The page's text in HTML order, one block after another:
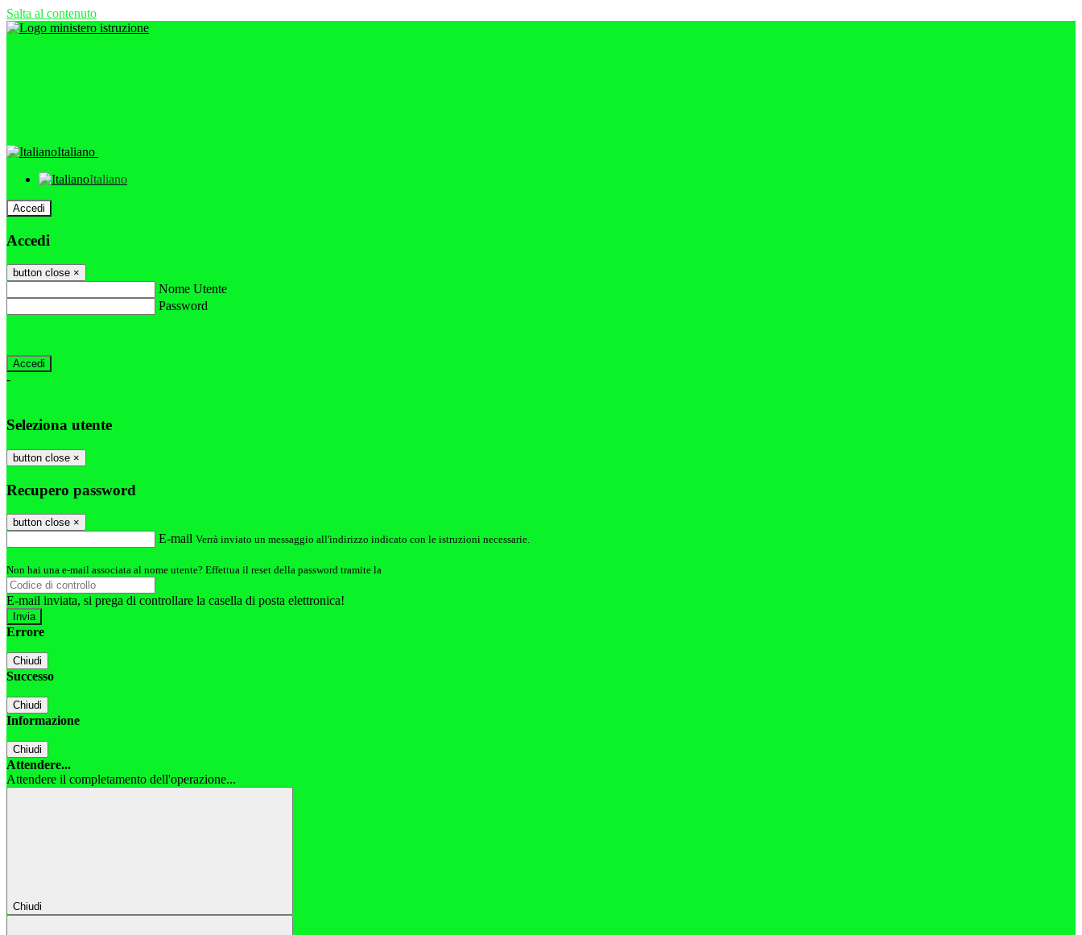
Salta al contenuto
Italiano
Italiano
Accedi
Accedi
button close ×
Nome Utente
Password
-
Seleziona utente
button close ×
Recupero password
button close ×
E-mail Verrà inviato un messaggio all'indirizzo indicato con le istruzioni necessarie.
Non hai una e-mail associata al nome utente? Effettua il reset della password tramite la
E-mail inviata, si prega di controllare la casella di posta elettronica!
Errore
Chiudi
Successo
Chiudi
Informazione
Chiudi
Attendere...
Attendere il completamento dell'operazione...
Chiudi